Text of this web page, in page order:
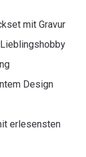
mit Gravur
Design
erlesensten